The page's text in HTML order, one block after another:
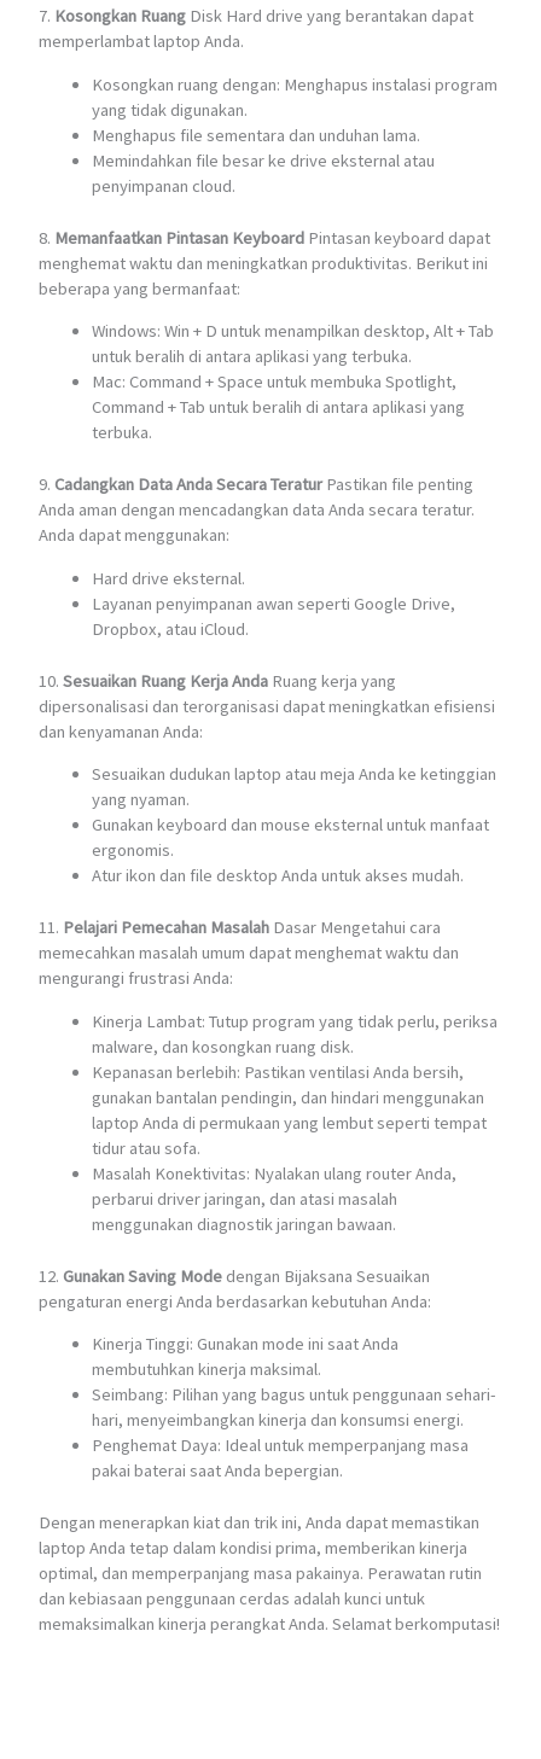
7. Kosongkan Ruang Disk Hard drive yang berantakan dapat
memperlambat laptop Anda.
Kosongkan ruang dengan: Menghapus instalasi program
yang tidak digunakan.
Menghapus file sementara dan unduhan lama.
Memindahkan file besar ke drive eksternal atau
penyimpanan cloud.
8. Memanfaatkan Pintasan Keyboard Pintasan keyboard dapat
menghemat waktu dan meningkatkan produktivitas. Berikut ini
beberapa yang bermanfaat:
Windows: Win + D untuk menampilkan desktop, Alt + Tab
untuk beralih di antara aplikasi yang terbuka.
Mac: Command + Space untuk membuka Spotlight,
Command + Tab untuk beralih di antara aplikasi yang
terbuka.
9. Cadangkan Data Anda Secara TeraturPastikan file penting
Anda aman dengan mencadangkan data Anda secara teratur.
Anda dapat menggunakan:
Hard drive eksternal.
Layanan penyimpanan awan seperti Google Drive,
Dropbox, atau iCloud.
10.Sesuaikan Ruang Kerja Anda Ruang kerja yang
dipersonalisasi dan terorganisasi dapat meningkatkan efisiensi
dan kenyamanan Anda:
Sesuaikan dudukan laptop atau meja Anda ke ketinggian
yang nyaman.
Gunakan keyboard dan mouse eksternal untuk manfaat
ergonomis.
Atur ikon dan file desktop Anda untuk akses mudah.
11. Pelajari Pemecahan Masalah Dasar Mengetahui cara
memecahkan masalah umum dapat menghemat waktu dan
mengurangi frustrasi Anda:
Kinerja Lambat: Tutup program yang tidak perlu, periksa
malware, dan kosongkan ruang disk.
Kepanasan berlebih: Pastikan ventilasi Anda bersih,
gunakan bantalan pendingin, dan hindari menggunakan
laptop Anda di permukaan yang lembut seperti tempat
tidur atau sofa.
Masalah Konektivitas: Nyalakan ulang router Anda,
perbarui driver jaringan, dan atasi masalah
menggunakan diagnostik jaringan bawaan.
12. Gunakan Saving Mode dengan Bijaksana Sesuaikan
pengaturan energi Anda berdasarkan kebutuhan Anda:
Kinerja Tinggi: Gunakan mode ini saat Anda
membutuhkan kinerja maksimal.
Seimbang: Pilihan yang bagus untuk penggunaan sehari-
hari, menyeimbangkan kinerja dan konsumsi energi.
Penghemat Daya: Ideal untuk memperpanjang masa
pakai baterai saat Anda bepergian.
Dengan menerapkan kiat dan trik ini, Anda dapat memastikan
laptop Anda tetap dalam kondisi prima, memberikan kinerja
optimal, dan memperpanjang masa pakainya. Perawatan rutin
dan kebiasaan penggunaan cerdas adalah kunci untuk
memaksimalkan kinerja perangkat Anda. Selamat berkomputasi!